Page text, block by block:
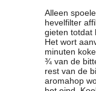
Alleen
hevelfilter
gieten totdat
Het wort
minuten
¾ van de
rest van de
aromahop
Prijzen
-
-
-